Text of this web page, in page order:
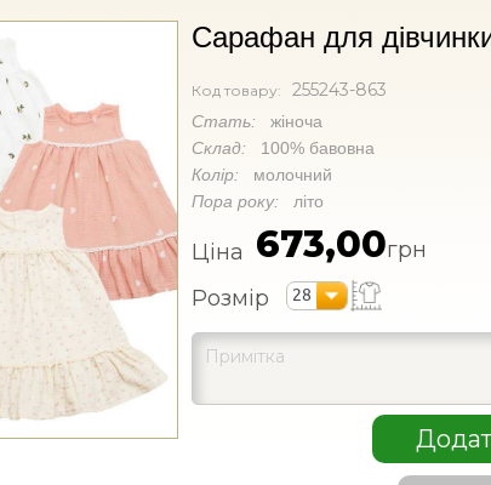
Сарафан для
Код товару: 255243-863
Стать: жіноча
Склад: 100% бавовна
Колір: молочний
Пора року: літо
Ціна 673,00грн
Розмір
28